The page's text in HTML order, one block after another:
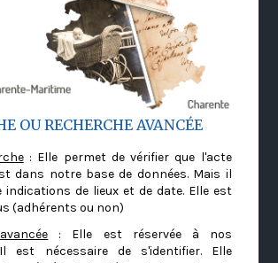
OU RECHERCHE AVANCÉE
: Elle permet de vérifier que l'acte
dans notre base de données. Mais il
indications de lieux et de date. Elle est
(adhérents ou non)
: Elle est réservée à nos
est nécessaire de s'identifier. Elle